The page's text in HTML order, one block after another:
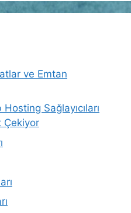
ve Emtan
Sağlayıcıları
Çekiyor